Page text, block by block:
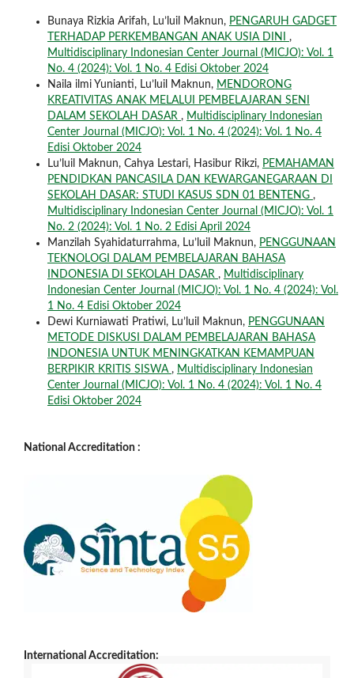
Bunaya Rizkia Arifah, Lu’luil Maknun, PENGARUH GADGET
TERHADAP PERKEMBANGAN ANAK USIA DINI ,
Multidisciplinary Indonesian Center Journal (MICJO): Vol. 1
No. 4 (2024): Vol. 1 No. 4 Edisi Oktober 2024
Naila ilmi Yunianti, Lu’luil Maknun, MENDORONG
KREATIVITAS ANAK MELALUI PEMBELAJARAN SENI
DALAM SEKOLAH DASAR , Multidisciplinary Indonesian
Center Journal (MICJO): Vol. 1 No. 4 (2024): Vol. 1 No. 4
Edisi Oktober 2024
Lu’luil Maknun, Cahya Lestari, Hasibur Rikzi, PEMAHAMAN
PENDIDKAN PANCASILA DAN KEWARGANEGARAAN DI
SEKOLAH DASAR: STUDI KASUS SDN 01 BENTENG ,
Multidisciplinary Indonesian Center Journal (MICJO): Vol. 1
No. 2 (2024): Vol. 1 No. 2 Edisi April 2024
Manzilah Syahidaturrahma, Lu’luil Maknun, PENGGUNAAN
TEKNOLOGI DALAM PEMBELAJARAN BAHASA
INDONESIA DI SEKOLAH DASAR , Multidisciplinary
Indonesian Center Journal (MICJO): Vol. 1 No. 4 (2024): Vol.
1 No. 4 Edisi Oktober 2024
Dewi Kurniawati Pratiwi, Lu’luil Maknun, PENGGUNAAN
METODE DISKUSI DALAM PEMBELAJARAN BAHASA
INDONESIA UNTUK MENINGKATKAN KEMAMPUAN
BERPIKIR KRITIS SISWA , Multidisciplinary Indonesian
Center Journal (MICJO): Vol. 1 No. 4 (2024): Vol. 1 No. 4
Edisi Oktober 2024
National Accreditation :
International Accreditation: